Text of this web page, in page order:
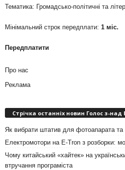
Тематика: Громадсько-політичні та
Мінімальний строк передплати: 1 міс.
Передплатити
Про нас
Реклама
Стрічка останніх новин Голос з-над
Як вибрати штатив для фотоапарата та
Електромотори на E-Tron з розборки:
Чому китайський «хайтек» на
втручання програміста